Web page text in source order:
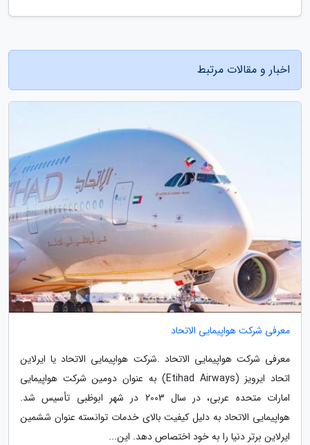
اخبار و مقالات مرتبط
معرفی شرکت هواپیمایی الاتحاد
معرفی شرکت هواپیمایی الاتحاد .شرکت هواپیمایی الاتحاد یا ایرلاین
اتحاد ایرویز (Etihad Airways) به عنوان دومین شرکت هواپیمایی
امارات متحده عربی، در سال 2003 در شهر ابوظبی تأسیس شد.
هواپیمایی الاتحاد به دلیل کیفیت بالای خدمات توانسته عنوان ششمین
ایرلاین برتر دنیا را به خود اختصاص دهد. این...